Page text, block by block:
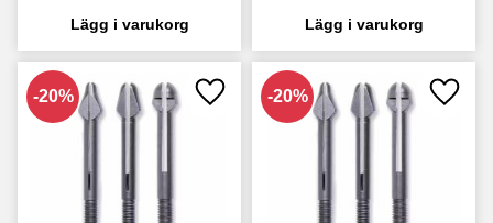
20% Lägg till i favoriter
20% Lägg